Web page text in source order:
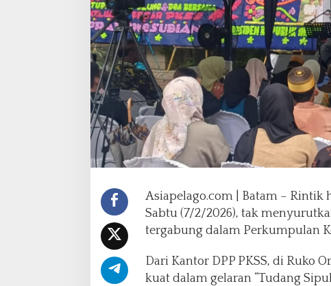
g
S
i
p
u
l
u
n
g
u
n
J
a
l
S
i
Asiapelago.com | Batam – Rintik
Sabtu (7/2/2026), tak
tergabung dalam Perkumpulan
Dari Kantor DPP PKSS, di Ruko
kuat dalam gelaran “Tudang